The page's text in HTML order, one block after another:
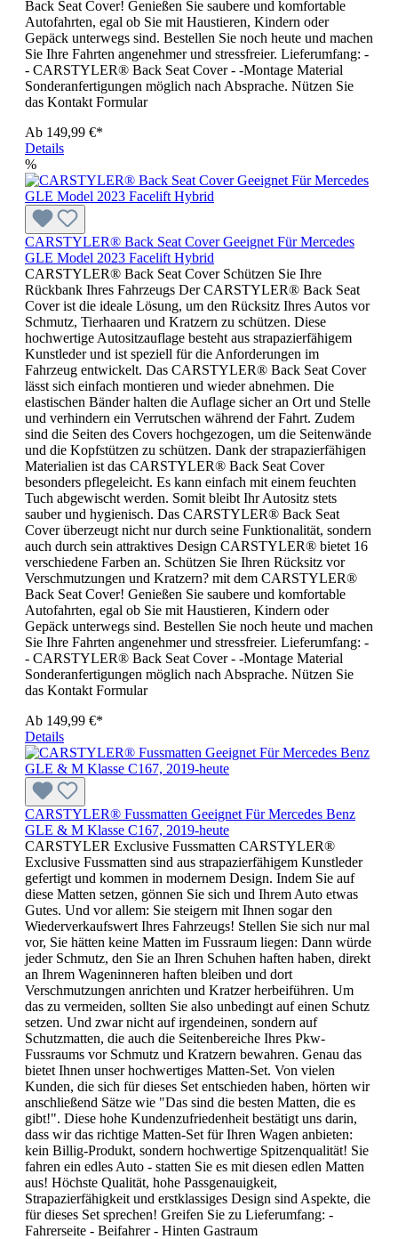
Back Seat Cover! Genießen Sie saubere und komfortable
Autofahrten, egal ob Sie mit Haustieren, Kindern oder
Gepäck unterwegs sind. Bestellen Sie noch heute und machen
Sie Ihre Fahrten angenehmer und stressfreier. Lieferumfang: -
- CARSTYLER® Back Seat Cover - -Montage Material
Sonderanfertigungen möglich nach Absprache. Nützen Sie
das Kontakt Formular
Ab 149,99 €*
Details
%
CARSTYLER® Back Seat Cover Geeignet Für Mercedes
GLE Model 2023 Facelift Hybrid
CARSTYLER® Back Seat Cover Schützen Sie Ihre
Rückbank Ihres Fahrzeugs Der CARSTYLER® Back Seat
Cover ist die ideale Lösung, um den Rücksitz Ihres Autos vor
Schmutz, Tierhaaren und Kratzern zu schützen. Diese
hochwertige Autositzauflage besteht aus strapazierfähigem
Kunstleder und ist speziell für die Anforderungen im
Fahrzeug entwickelt. Das CARSTYLER® Back Seat Cover
lässt sich einfach montieren und wieder abnehmen. Die
elastischen Bänder halten die Auflage sicher an Ort und Stelle
und verhindern ein Verrutschen während der Fahrt. Zudem
sind die Seiten des Covers hochgezogen, um die Seitenwände
und die Kopfstützen zu schützen. Dank der strapazierfähigen
Materialien ist das CARSTYLER® Back Seat Cover
besonders pflegeleicht. Es kann einfach mit einem feuchten
Tuch abgewischt werden. Somit bleibt Ihr Autositz stets
sauber und hygienisch. Das CARSTYLER® Back Seat
Cover überzeugt nicht nur durch seine Funktionalität, sondern
auch durch sein attraktives Design CARSTYLER® bietet 16
verschiedene Farben an. Schützen Sie Ihren Rücksitz vor
Verschmutzungen und Kratzern? mit dem CARSTYLER®
Back Seat Cover! Genießen Sie saubere und komfortable
Autofahrten, egal ob Sie mit Haustieren, Kindern oder
Gepäck unterwegs sind. Bestellen Sie noch heute und machen
Sie Ihre Fahrten angenehmer und stressfreier. Lieferumfang: -
- CARSTYLER® Back Seat Cover - -Montage Material
Sonderanfertigungen möglich nach Absprache. Nützen Sie
das Kontakt Formular
Ab 149,99 €*
Details
CARSTYLER® Fussmatten Geeignet Für Mercedes Benz
GLE & M Klasse C167, 2019-heute
CARSTYLER Exclusive Fussmatten CARSTYLER®
Exclusive Fussmatten sind aus strapazierfähigem Kunstleder
gefertigt und kommen in modernem Design. Indem Sie auf
diese Matten setzen, gönnen Sie sich und Ihrem Auto etwas
Gutes. Und vor allem: Sie steigern mit Ihnen sogar den
Wiederverkaufswert Ihres Fahrzeugs! Stellen Sie sich nur mal
vor, Sie hätten keine Matten im Fussraum liegen: Dann würde
jeder Schmutz, den Sie an Ihren Schuhen haften haben, direkt
an Ihrem Wageninneren haften bleiben und dort
Verschmutzungen anrichten und Kratzer herbeiführen. Um
das zu vermeiden, sollten Sie also unbedingt auf einen Schutz
setzen. Und zwar nicht auf irgendeinen, sondern auf
Schutzmatten, die auch die Seitenbereiche Ihres Pkw-
Fussraums vor Schmutz und Kratzern bewahren. Genau das
bietet Ihnen unser hochwertiges Matten-Set. Von vielen
Kunden, die sich für dieses Set entschieden haben, hörten wir
anschließend Sätze wie "Das sind die besten Matten, die es
gibt!". Diese hohe Kundenzufriedenheit bestätigt uns darin,
dass wir das richtige Matten-Set für Ihren Wagen anbieten:
kein Billig-Produkt, sondern hochwertige Spitzenqualität! Sie
fahren ein edles Auto - statten Sie es mit diesen edlen Matten
aus! Höchste Qualität, hohe Passgenauigkeit,
Strapazierfähigkeit und erstklassiges Design sind Aspekte, die
für dieses Set sprechen! Greifen Sie zu Lieferumfang: -
Fahrerseite - Beifahrer - Hinten Gastraum